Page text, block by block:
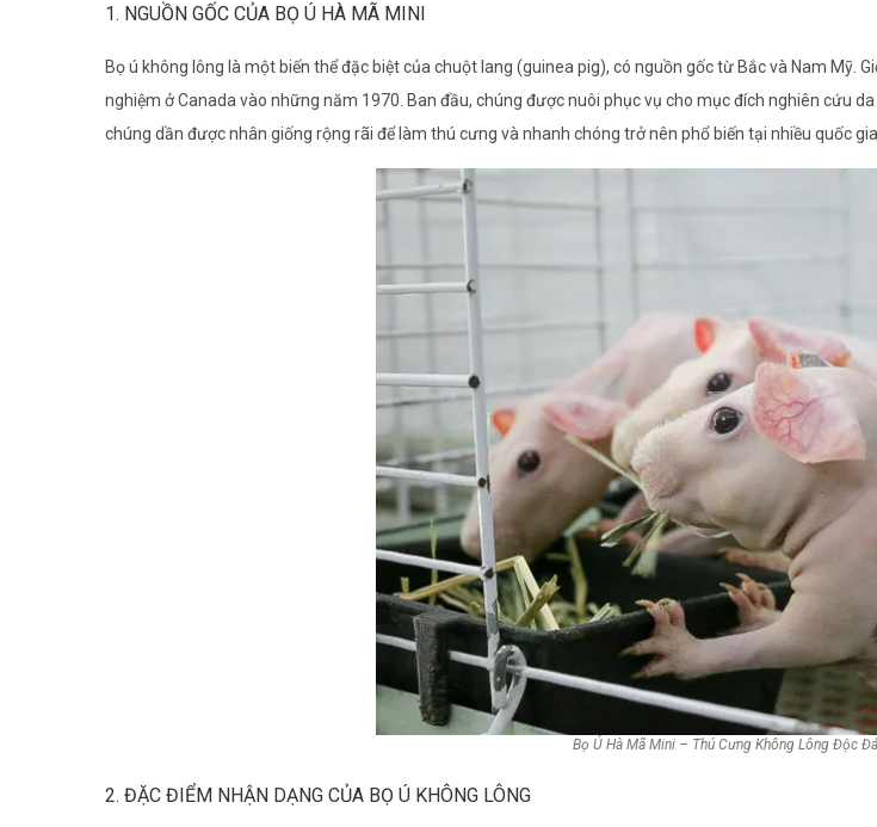
1. NGUỒN GỐC CỦA BỌ Ú HÀ MÃ MINI
Bọ ú không lông là một biến thể đặc biệt của chuột lang (guinea pig), có nguồn gốc từ Bắc và Nam
nghiệm ở Canada vào những năm 1970. Ban đầu, chúng được nuôi phục vụ cho mục đích nghiên cứu
chúng dần được nhân giống rộng rãi để làm thú cưng và nhanh chóng trở nên phổ biến tại nhiều quốc
Bọ Ú Hà Mã Mini – Thú Cưng Không Lông Độc
2. ĐẶC ĐIỂM NHẬN DẠNG CỦA BỌ Ú KHÔNG LÔNG